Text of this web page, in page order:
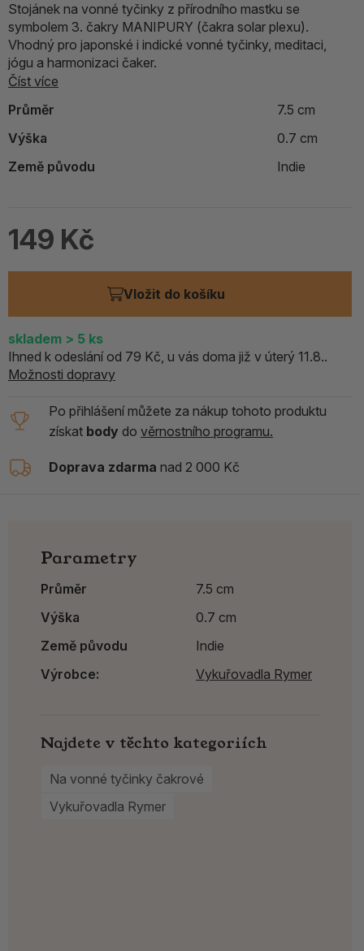
Stojánek na vonné tyčinky z přírodního mastku se
symbolem 3. čakry MANIPURY (čakra solar plexu).
Vhodný pro japonské i indické vonné tyčinky, meditaci,
jógu a harmonizaci čaker.
Číst více
Průměr
7.5 cm
Výška
0.7 cm
Země původu
Indie
149 Kč
Vložit do košíku
skladem > 5 ks
Ihned k odeslání od 79 Kč, u vás doma již v úterý 11.8..
Možnosti dopravy
Po přihlášení můžete za nákup tohoto produktu
získat body do věrnostního programu.
Doprava zdarma nad 2 000 Kč
Parametry
Průměr
7.5 cm
Výška
0.7 cm
Země původu
Indie
Výrobce:
Vykuřovadla Rymer
Najdete v těchto kategoriích
Na vonné tyčinky čakrové
Vykuřovadla Rymer